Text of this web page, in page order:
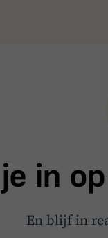
in
En blijf in